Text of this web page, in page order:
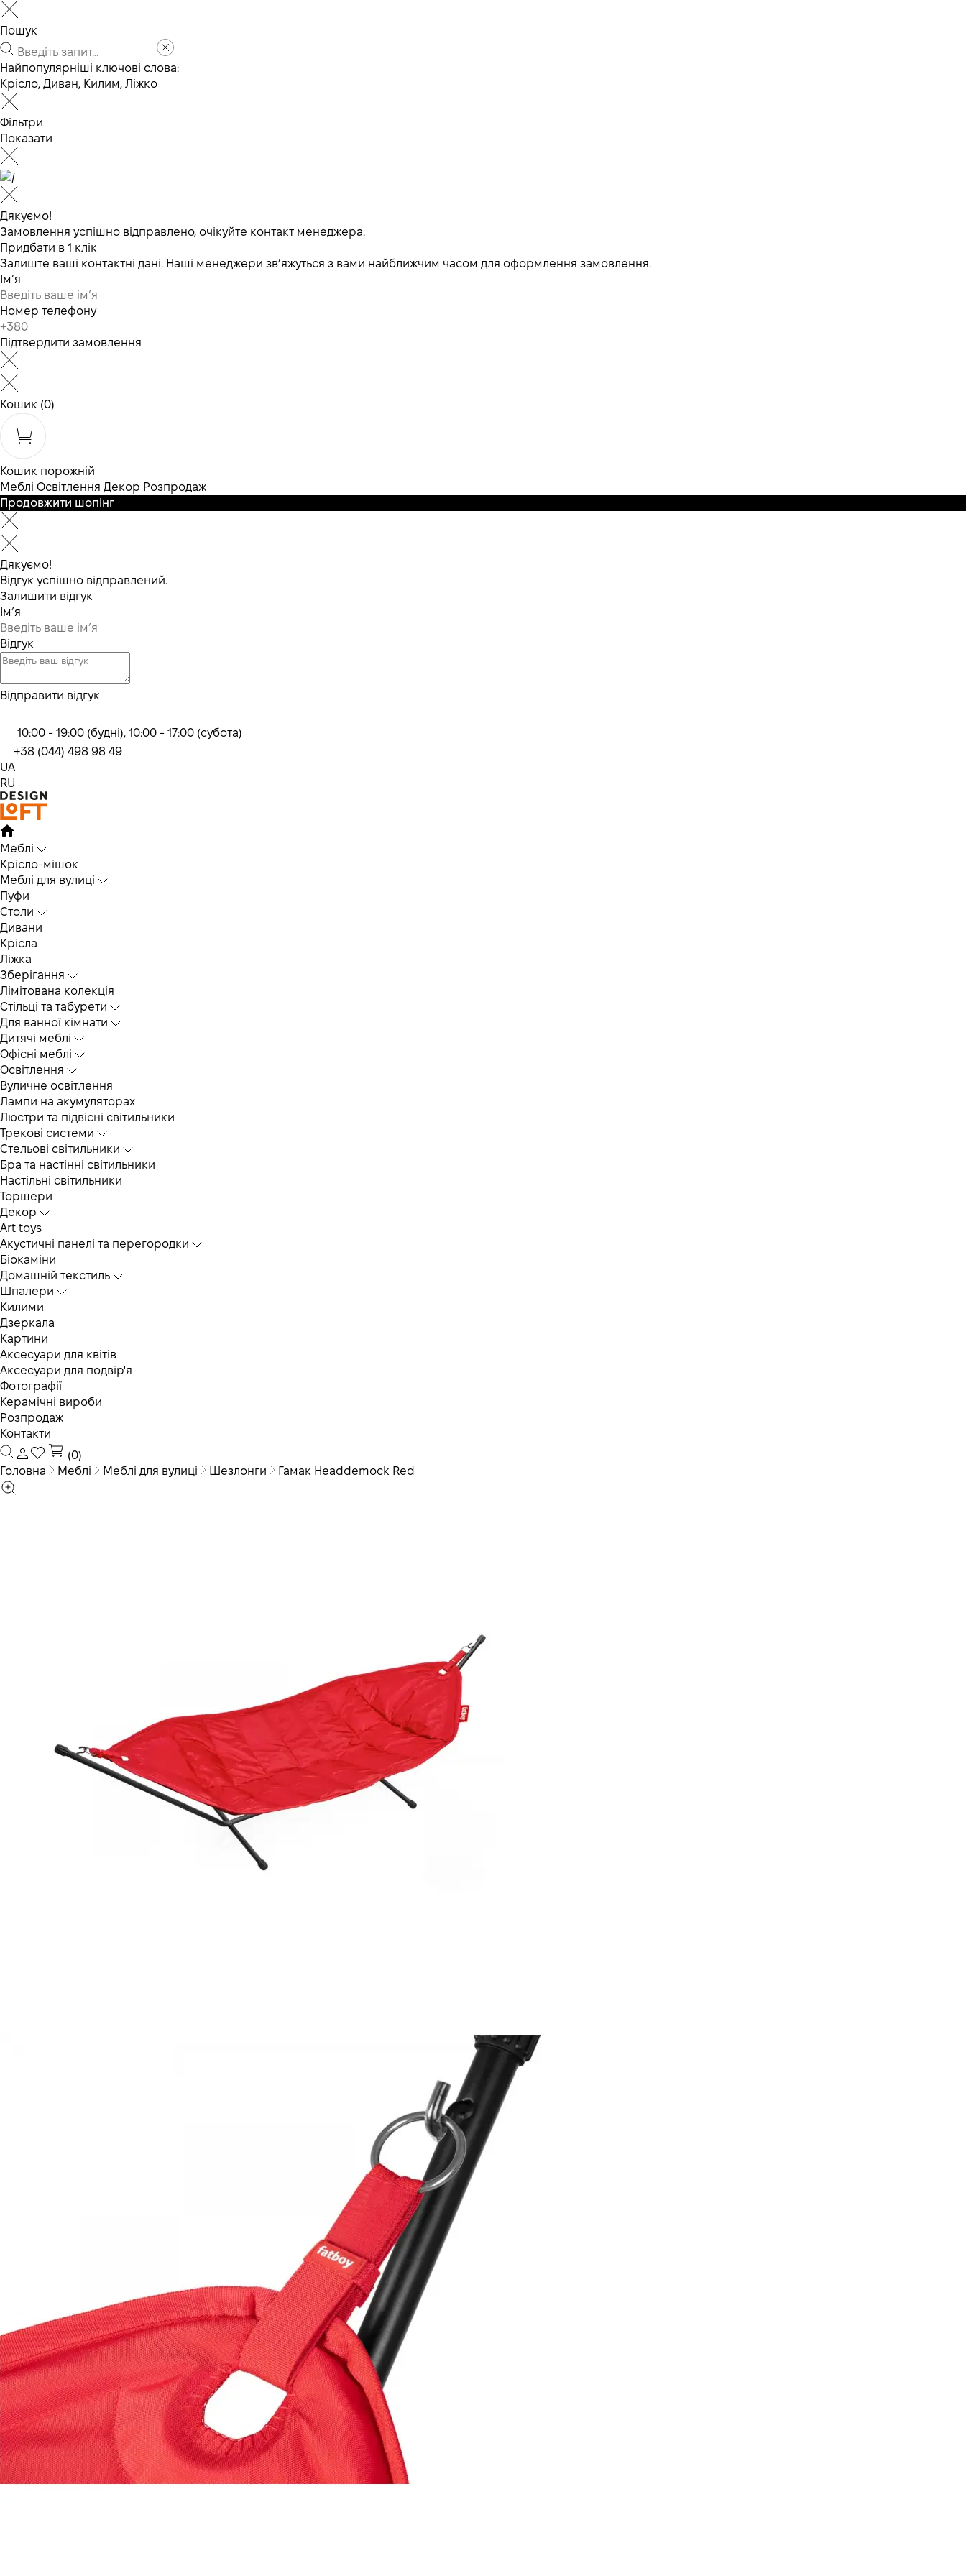
Пошук
Найпопулярніші ключові слова:
Крісло, Диван, Килим, Ліжко
Фільтри
Показати
Дякуємо!
Замовлення успішно відправлено, очікуйте контакт менеджера.
Придбати в 1 клік
Залиште ваші контактні дані. Наші менеджери зв’яжуться з вами найближчим часом для оформлення замовлення.
Ім’я
Номер телефону
Підтвердити замовлення
Кошик (0)
Кошик порожній
Меблі Освітлення Декор Розпродаж
Продовжити шопінг
Дякуємо!
Відгук успішно відправлений.
Залишити відгук
Ім’я
Відгук
Відправити відгук
10:00 - 19:00 (будні), 10:00 - 17:00 (субота)
+38 (044) 498 98 49
UA
RU
Меблі
Крісло-мішок
Меблі для вулиці
Пуфи
Столи
Дивани
Крісла
Ліжка
Зберігання
Лімітована колекція
Стільці та табурети
Для ванної кімнати
Дитячі меблі
Офісні меблі
Освітлення
Вуличне освітлення
Лампи на акумуляторах
Люстри та підвісні світильники
Трекові системи
Cтельові світильники
Бра та настінні світильники
Настільні світильники
Торшери
Декор
Art toys
Акустичні панелі та перегородки
Біокаміни
Домашній текстиль
Шпалери
Килими
Дзеркала
Картини
Аксесуари для квітів
Аксесуари для подвір'я
Фотографії
Керамічні вироби
Розпродаж
Контакти
(0)
Головна
Меблі Меблі для вулиці Шезлонги Гамак Headdemock Red